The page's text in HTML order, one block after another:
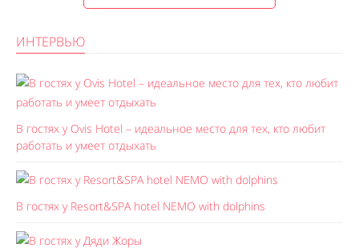
ИНТЕРВЬЮ
В гостях у Ovis Hotel – идеальное место для тех, кто любит
работать и умеет отдыхать
В гостях у Resort&SPA hotel NEMO with dolphins